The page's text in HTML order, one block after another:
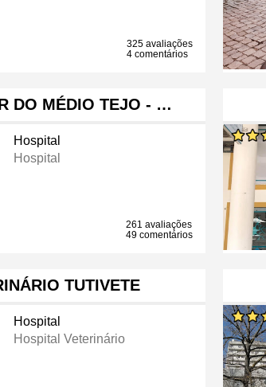
325 avaliações
4 comentários
DO MÉDIO TEJO - …
Hospital
Hospital
261 avaliações
49 comentários
TUTIVETE
Hospital
Hospital Veterinário